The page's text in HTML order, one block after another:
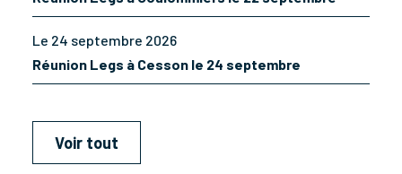
Le 24 septembre 2026
Réunion Legs à Cesson le 24 septembre
Voir tout